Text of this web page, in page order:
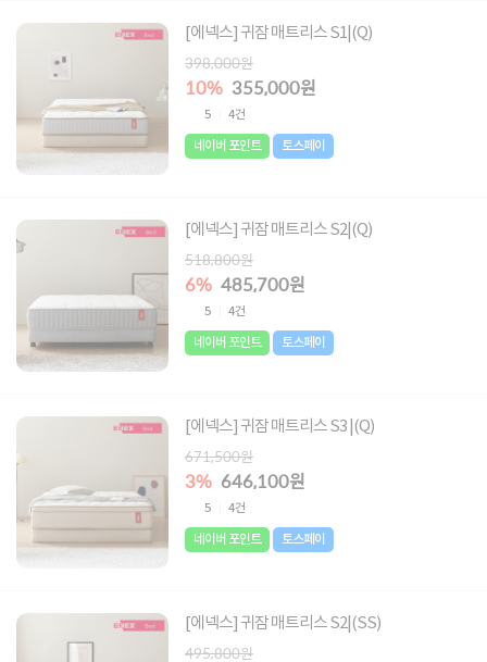
[에넥스] 귀잠 매트리스 S1|(Q)
398,000원
10% 355,000원
5 4건
네이버 포인트 토스페이
[에넥스] 귀잠 매트리스 S2|(Q)
518,800원
6% 485,700원
5 4건
네이버 포인트 토스페이
[에넥스] 귀잠 매트리스 S3 |(Q)
671,500원
3% 646,100원
5 4건
네이버 포인트 토스페이
[에넥스] 귀잠 매트리스 S2|(SS)
495,800원